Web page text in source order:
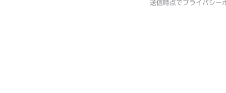
送信時点でプライバシー